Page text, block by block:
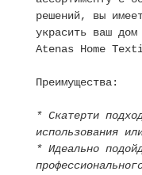
решений, вы
украсить ваш дом
Atenas Home
Преимущества:
* Скатерти
использования
* Идеально